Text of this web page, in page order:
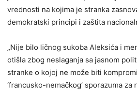
vrednosti na kojima je stranka
demokratski principi i zaštita
„Nije bilo ličnog sukoba Aleksića i
otišla zbog neslaganja sa jasnom
stranke o kojoj ne može biti
‘francusko-nemačkog’ sporazuma za